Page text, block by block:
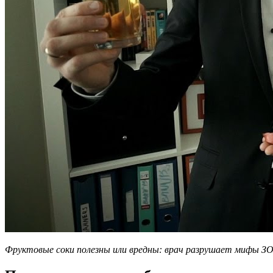
Фруктовые соки полезны или вредны: врач разрушает мифы